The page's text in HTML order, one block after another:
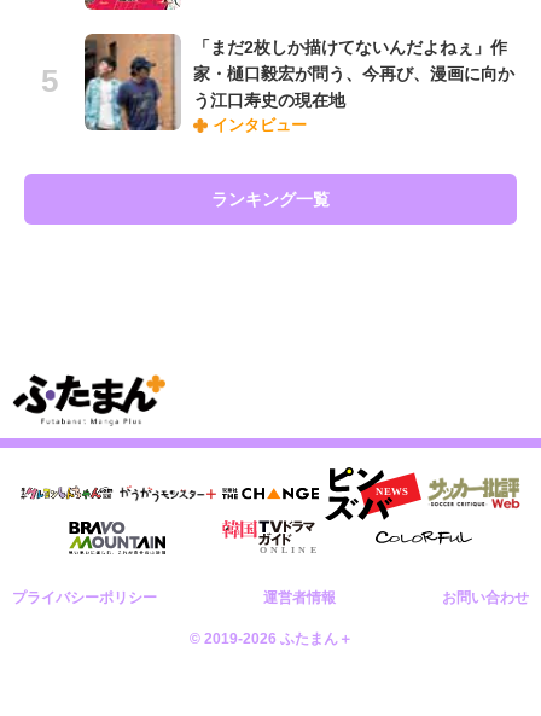
「まだ2枚しか描けてないんだよねぇ」作
家・樋口毅宏が問う、今再び、漫画に向か
う江口寿史の現在地
インタビュー
ランキング一覧
プライバシーポリシー 運営者情報 お問い合わせ
© 2019-2026 ふたまん＋